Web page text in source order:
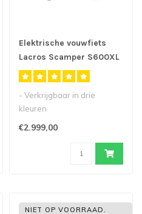
Elektrische vouwfiets
Lacros Scamper S600XL
M410 belt
- Verkrijgbaar in drie
kleuren
€2.999,00
NIET OP VOORRAAD.